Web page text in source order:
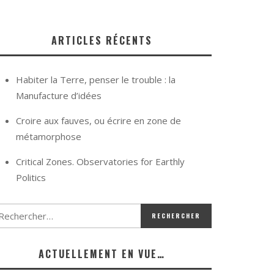
ARTICLES RÉCENTS
Habiter la Terre, penser le trouble : la
Manufacture d’idées
Croire aux fauves, ou écrire en zone de
métamorphose
Critical Zones. Observatories for Earthly
Politics
ACTUELLEMENT EN VUE…